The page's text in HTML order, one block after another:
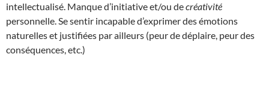
intellectualisé. Manque d’initiative et/ou decréativité
personnelle. Se sentir incapable d’exprimer des émotions
naturelles et justifiées par ailleurs (peur de déplaire, peur des
conséquences, etc.)